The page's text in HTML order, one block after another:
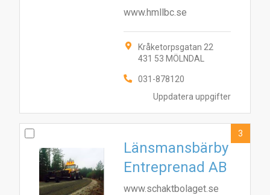
Uppdatera uppgifter
www.hmllbc.se
Kråketorpsgatan 22
431 53 MÖLNDAL
031-878120
Länsmansbärby
Entreprenad AB
www.schaktbolaget.se
3